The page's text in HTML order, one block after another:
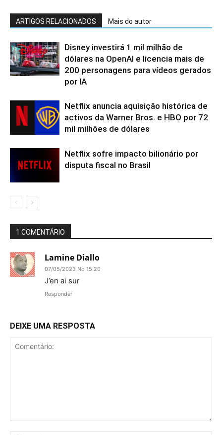
ARTIGOS RELACIONADOS Mais do autor
Disney investirá 1 mil milhão de
dólares na OpenAI e licencia mais de
200 personagens para vídeos gerados
por IA
Netflix anuncia aquisição histórica de
activos da Warner Bros. e HBO por 72
mil milhões de dólares
Netflix sofre impacto bilionário por
disputa fiscal no Brasil
1 COMENTÁRIO
Lamine Diallo
07/05/2023 No 15:20
J’en ai sur
Responder
DEIXE UMA RESPOSTA